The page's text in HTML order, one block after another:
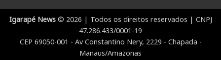
Igarapé News© 2026 | Todos os direitos reservados | CNPJ
47.286.433/0001-19
CEP 69050-001 - Av Constantino Nery, 2229 - Chapada -
Manaus/Amazonas